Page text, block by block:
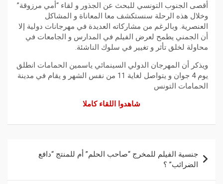
أقصى الجنوب التونسي للبحث عن الجذور و لقاء “أمي مرزوقة”
وخلال هذه الرحلة سنستكشف معا المعاناة و المشاكل
العنصرية. وبالرغم من مشاركاته العديدة في مهرجانات دولية إلا
أن الجمني يطمح لعرض الفيلم في المدارس و الجامعات في
محاولة لخلق تأثر و تغيير في سلوك الناشئة.
ويذكر أن المهرجان الدولي السينمائي ياسمين الحمامات انطلق
يوم 4 جوان و يتواصل لغاية 11 من نفس الشهر و يقام في مدينة
الحمامات التونس
شاهدوا اللقاء كاملا
جنسية الفيلم للمخرج “صاحب الحلم” أم للمنتج “دافع
الضرائب” ؟